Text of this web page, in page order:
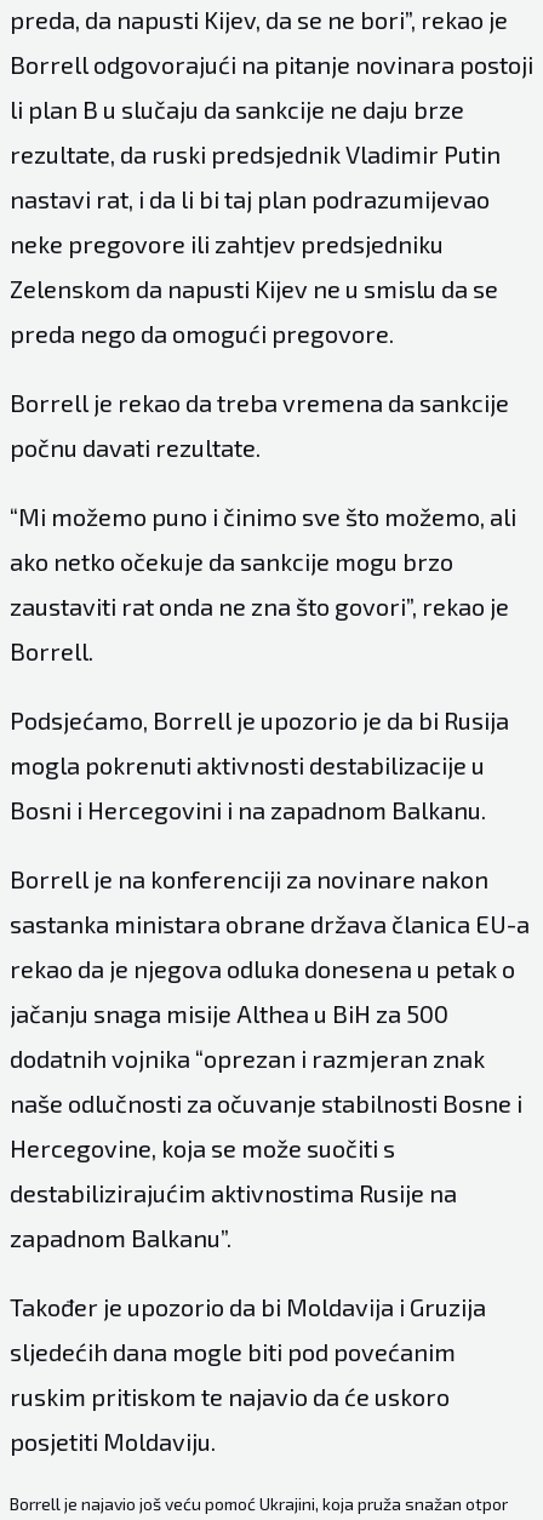
preda, da napusti Kijev, da se ne bori”, rekao je
Borrell odgovorajući na pitanje novinara postoji
li plan B u slučaju da sankcije ne daju brze
rezultate, da ruski predsjednik Vladimir Putin
nastavi rat, i da li bi taj plan podrazumijevao
neke pregovore ili zahtjev predsjedniku
Zelenskom da napusti Kijev ne u smislu da se
preda nego da omogući pregovore.
Borrell je rekao da treba vremena da sankcije
počnu davati rezultate.
“Mi možemo puno i činimo sve što možemo, ali
ako netko očekuje da sankcije mogu brzo
zaustaviti rat onda ne zna što govori”, rekao je
Borrell.
Podsjećamo, Borrell je upozorio je da bi Rusija
mogla pokrenuti aktivnosti destabilizacije u
Bosni i Hercegovini i na zapadnom Balkanu.
Borrell je na konferenciji za novinare nakon
sastanka ministara obrane država članica EU-a
rekao da je njegova odluka donesena u petak o
jačanju snaga misije Althea u BiH za 500
dodatnih vojnika “oprezan i razmjeran znak
naše odlučnosti za očuvanje stabilnosti Bosne i
Hercegovine, koja se može suočiti s
destabilizirajućim aktivnostima Rusije na
zapadnom Balkanu”.
Također je upozorio da bi Moldavija i Gruzija
sljedećih dana mogle biti pod povećanim
ruskim pritiskom te najavio da će uskoro
posjetiti Moldaviju.
Borrell je najavio još veću pomoć Ukrajini, koja pruža snažan otpor